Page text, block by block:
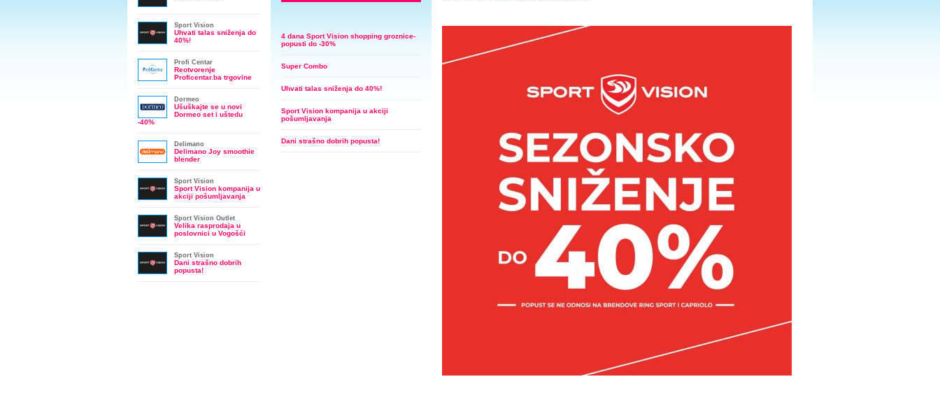
Sport Vision
Uhvati talas sniženja do
40%!
Profi Centar
Reotvorenje
Proficentar.ba trgovine
Dormeo
Ušuškajte se u novi
Dormeo set i uštedu
-40%
Delimano
Delimano Joy smoothie
blender
Sport Vision
Sport Vision kompanija u
akciji pošumljavanja
Sport Vision Outlet
Velika rasprodaja u
poslovnici u Vogošći
Sport Vision
Dani strašno dobrih
popusta!
4 dana Sport Vision shopping groznice-
popusti do -30%
Super Combo
Uhvati talas sniženja do 40%!
Sport Vision kompanija u akciji
pošumljavanja
Dani strašno dobrih popusta!